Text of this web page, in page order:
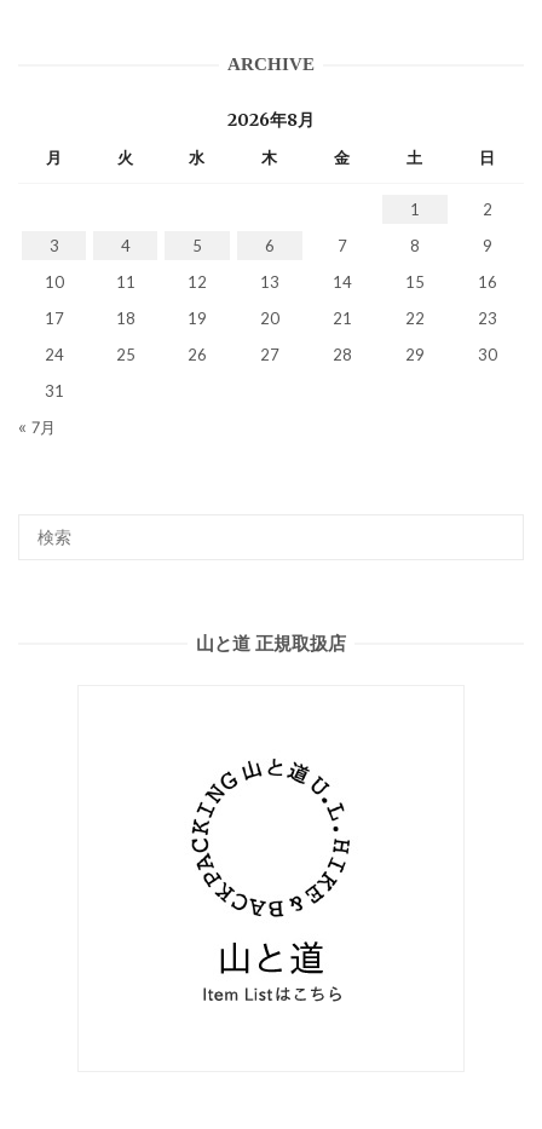
ARCHIVE
2026年8月
月 火 水 木 金 土 日
1
2
3
4 5 6 7 8
9
10
11 12 13 14 15
16
17
18 19 20 21 22
23
24
25 26 27 28 29
30
31
« 7月
山と道 正規取扱店